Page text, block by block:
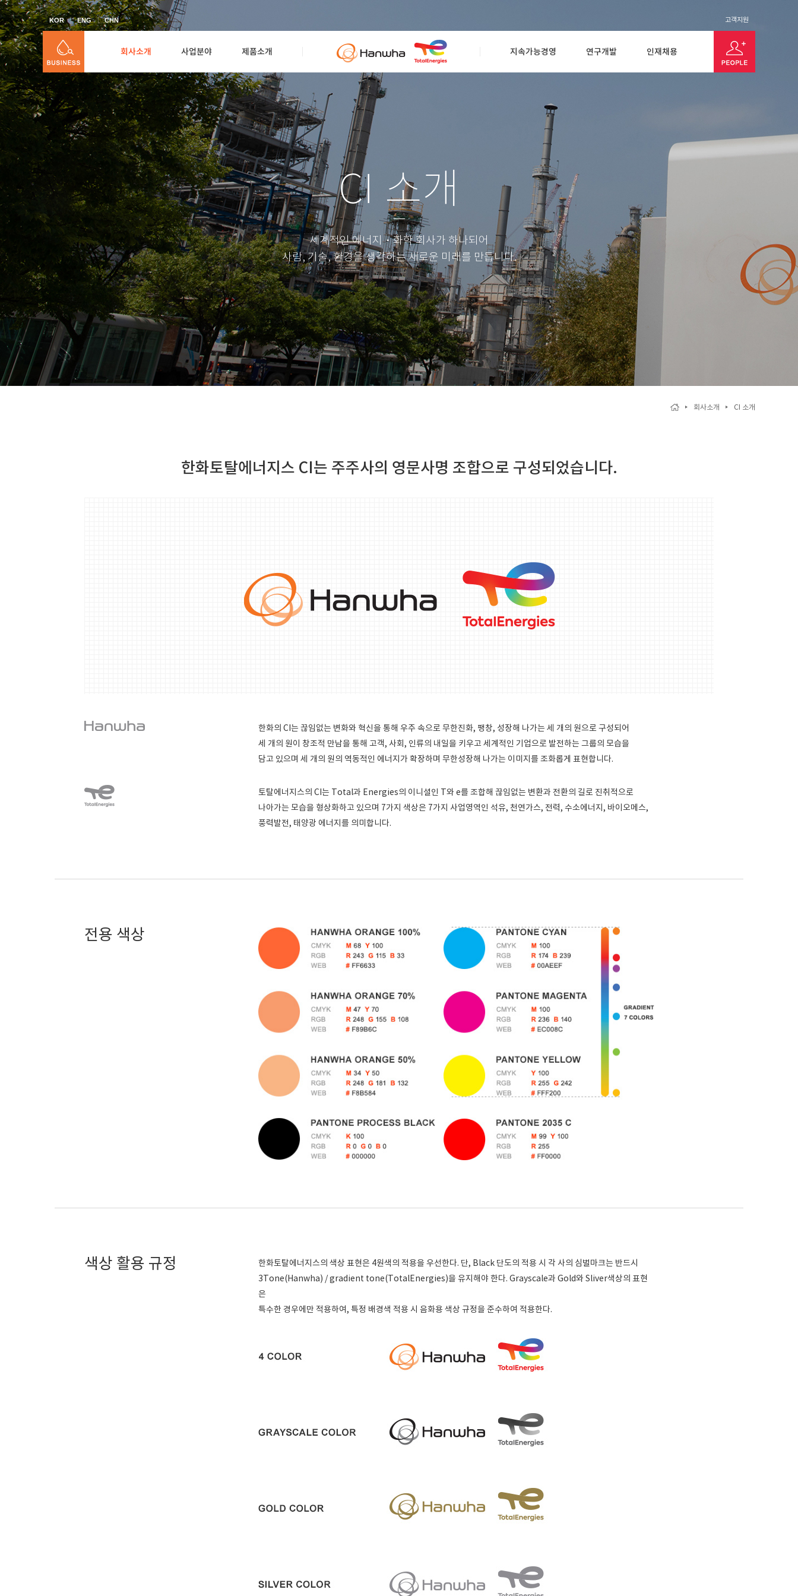
KOR ENG CHN 고객지원
회사소개 사업분야 제품소개 지속가능경영 연구개발 인재채용
CI 소개
세계적인 에너지・화학 회사가 하나되어
사람, 기술, 환경을 생각하는 새로운 미래를 만듭니다.
회사소개 CI 소개
한화토탈에너지스 CI는 주주사의 영문사명 조합으로 구성되었습니다.
한화의 CI는 끊임없는 변화와 혁신을 통해 우주 속으로 무한진화, 팽창, 성장해 나가는 세 개의 원으로 구성되어
세 개의 원이 창조적 만남을 통해 고객, 사회, 인류의 내일을 키우고 세계적인 기업으로 발전하는 그룹의 모습을
담고 있으며 세 개의 원의 역동적인 에너지가 확장하며 무한성장해 나가는 이미지를 조화롭게 표현합니다.
토탈에너지스의 CI는 Total과 Energies의 이니셜인 T와 e를 조합해 끊임없는 변환과 전환의 길로 진취적으로
나아가는 모습을 형상화하고 있으며 7가지 색상은 7가지 사업영역인 석유, 천연가스, 전력, 수소에너지, 바이오메스,
풍력발전, 태양광 에너지를 의미합니다.
전용 색상
색상 활용 규정
한화토탈에너지스의 색상 표현은 4원색의 적용을 우선한다. 단, Black 단도의 적용 시 각 사의 심벌마크는 반드시
3Tone(Hanwha) / gradient tone(TotalEnergies)을 유지해야 한다. Grayscale과 Gold와 Sliver색상의 표현
은
특수한 경우에만 적용하여, 특정 배경색 적용 시 음화용 색상 규정을 준수하여 적용한다.